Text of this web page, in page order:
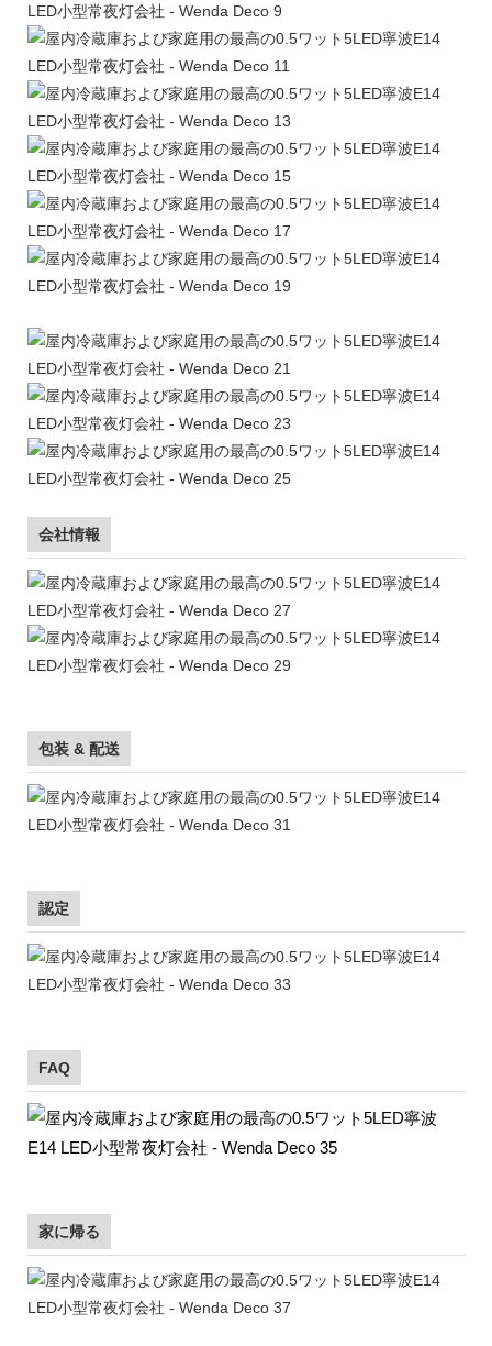
会社情報
包装 & 配送
認定
FAQ
家に帰る